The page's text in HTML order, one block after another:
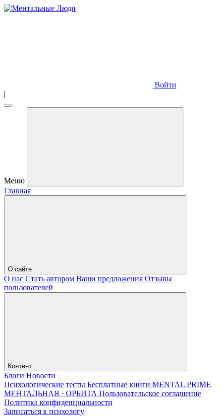
Войти
|
Меню
Главная
О сайте
О нас Стать автором Ваши предложения Отзывы
пользователей
Контент
Блоги Новости
Психологические тесты Бесплатные книги MENTAL PRIME
МЕНТАЛЬНАЯ · ОРБИТА Пользовательское соглашение
Политика конфиденциальности
Записаться к психологу